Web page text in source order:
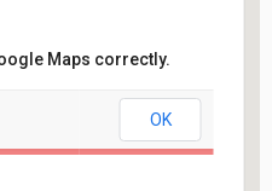
Maps correctly.
OK